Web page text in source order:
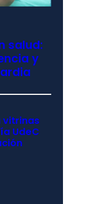
salud:
y
vitrinas
UdeC